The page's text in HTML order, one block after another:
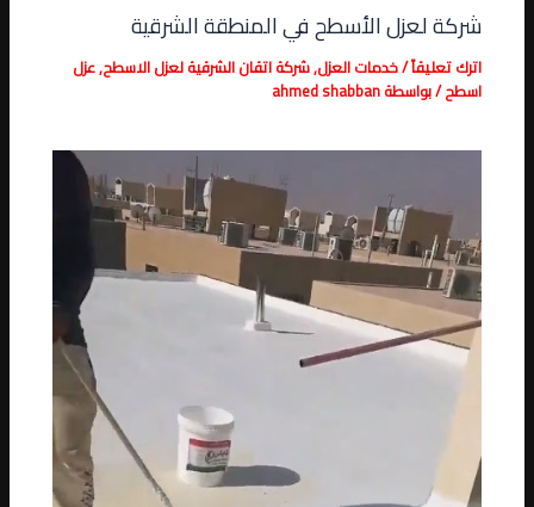
شركة لعزل الأسطح في المنطقة الشرقية
اترك تعليقاً/خدمات العزل,شركة اتقان الشرقية لعزل الاسطح,عزل
اسطح/ بواسطةahmed shabban